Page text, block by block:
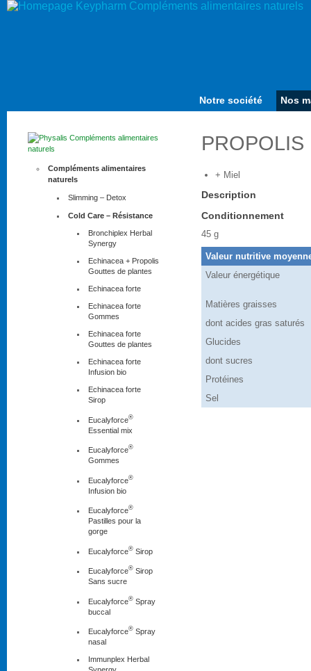
Notre société Nos
Compléments alimentaires
naturels
Slimming – Detox
Cold Care – Résistance
Bronchiplex Herbal
Synergy
Echinacea + Propolis
Gouttes de plantes
Echinacea forte
Echinacea forte
Gommes
Echinacea forte
Gouttes de plantes
Echinacea forte
Infusion bio
Echinacea forte
Sirop
Eucalyforce®
Essential mix
Eucalyforce®
Gommes
Eucalyforce®
Infusion bio
Eucalyforce®
Pastilles pour la
gorge
Eucalyforce® Sirop
Eucalyforce® Sirop
Sans sucre
Eucalyforce® Spray
buccal
Eucalyforce® Spray
nasal
Immunplex Herbal
+ Miel
Description
Conditionnement
45 g
Valeur nutritive
Valeur énergétique
Matières graisses
dont acides gras saturés
Glucides
dont sucres
Protéines
Sel